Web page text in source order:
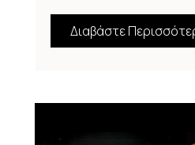
Διαβάστε